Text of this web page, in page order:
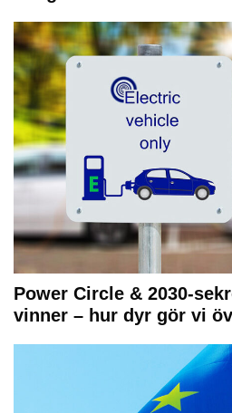
Power Circle & 2030-
vinner – hur dyr gör vi